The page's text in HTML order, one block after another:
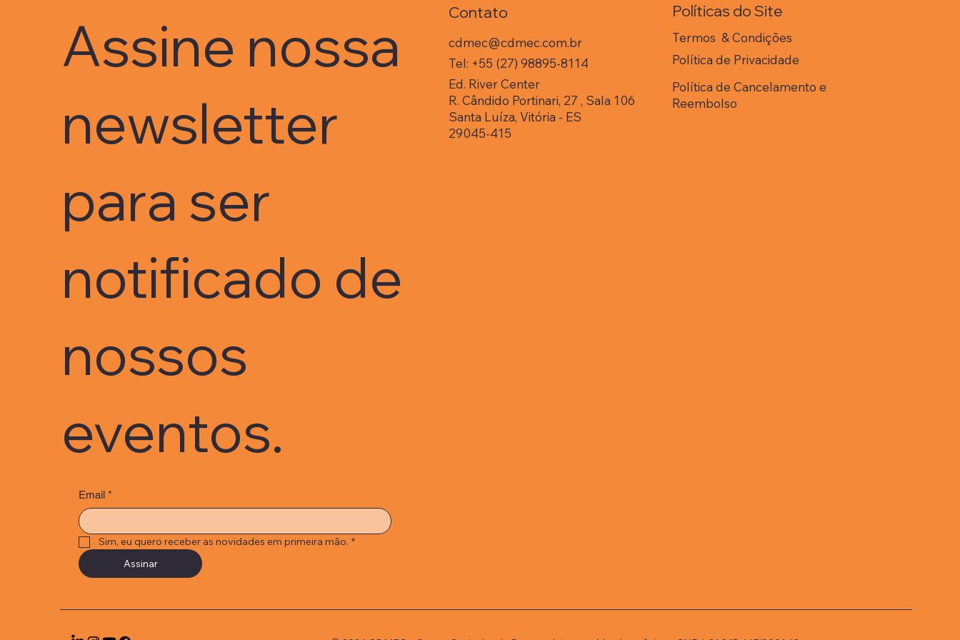
a pesquisa aplicada às
demandas reais da
indústria.
estados, com cerca de
mobilizados em defesa
dos direitos de quem
gera a própria energia.
e Campos dos
Janeiro. O projeto
começou a ser
finalmente avança para a
fase de construção.
Assine nossa
newsletter
para ser
notificado de
nossos
eventos.
Email *
Sim, eu quero receber as novidades em primeira mão. *
Assinar
Contato
cdmec@cdmec.com.br
Tel: +55 (27) 98895-8114
Ed. River Center
R. Cândido Portinari, 27 , Sala 106
Santa Luíza, Vitória - ES
29045-415
Políticas do Site
Termos & Condições
Política de Privacidade
Política de Cancelamento e
Reembolso